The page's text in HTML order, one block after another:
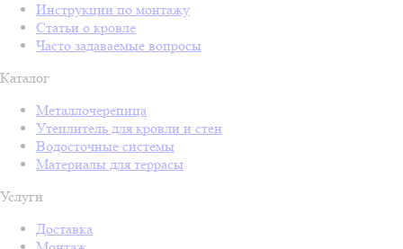
Инструкции по монтажу
Статьи о кровле
Часто задаваемые вопросы
Каталог
Металлочерепица
Утеплитель для кровли и стен
Водосточные системы
Материалы для террасы
Услуги
Доставка